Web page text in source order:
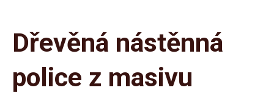
Dřevěná nástěnná
police z masivu